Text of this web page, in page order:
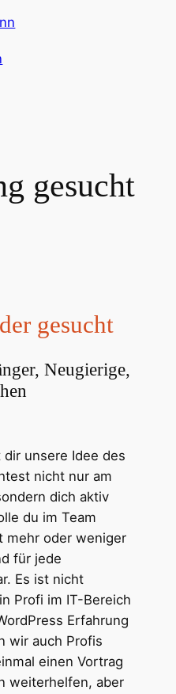
gesucht
gesucht
Neugierige,
unsere Idee des
nicht nur am
dich aktiv
du im Team
mehr oder weniger
für jede
Es ist nicht
Profi im IT-Bereich
Erfahrung
wir auch Profis
einen Vortrag
weiterhelfen, aber